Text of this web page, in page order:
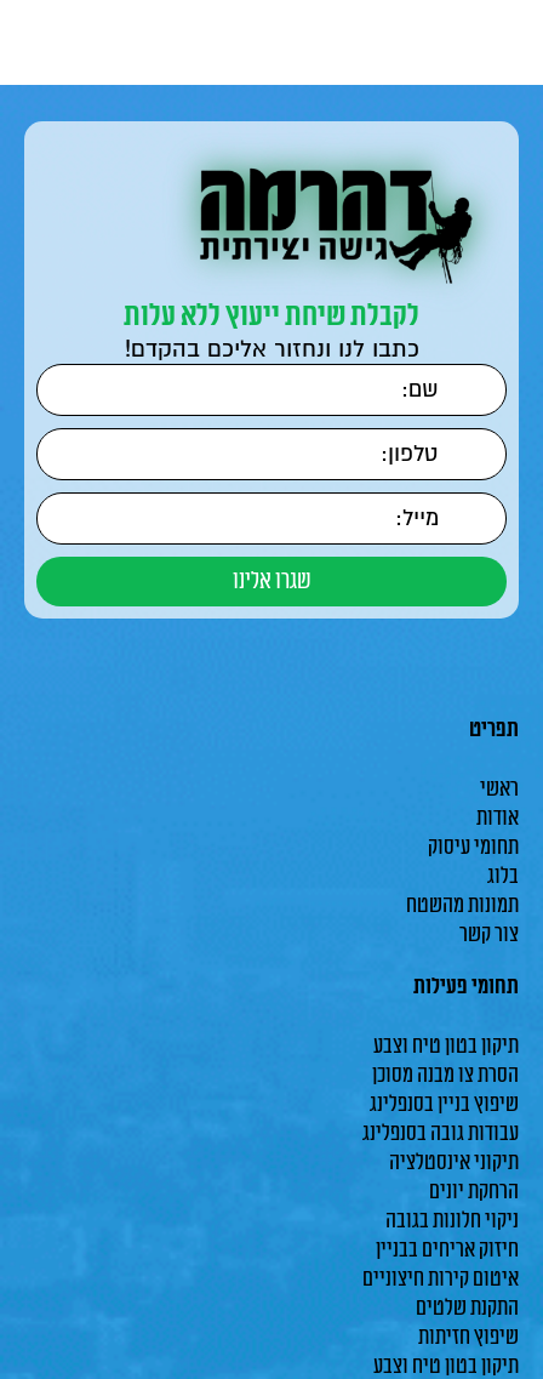
לקבלת שיחת ייעוץ ללא עלות
כתבו לנו ונחזור אליכם בהקדם!
תפריט
ראשי
אודות
תחומי עיסוק
בלוג
תמונות מהשטח
צור קשר
תחומי פעילות
תיקון בטון טיח וצבע
הסרת צו מבנה מסוכן
שיפוץ בניין בסנפלינג
עבודות גובה בסנפלינג
תיקוני אינסטלציה
הרחקת יונים
ניקוי חלונות בגובה
חיזוק אריחים בבניין
איטום קירות חיצוניים
התקנת שלטים
שיפוץ חזיתות
תיקון בטון טיח וצבע